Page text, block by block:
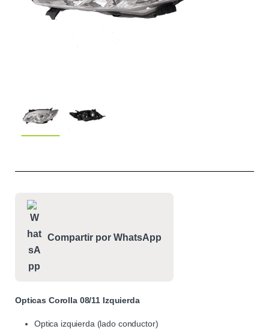
Compartir por WhatsApp
Opticas Corolla 08/11 Izquierda
Optica izquierda (lado conductor)